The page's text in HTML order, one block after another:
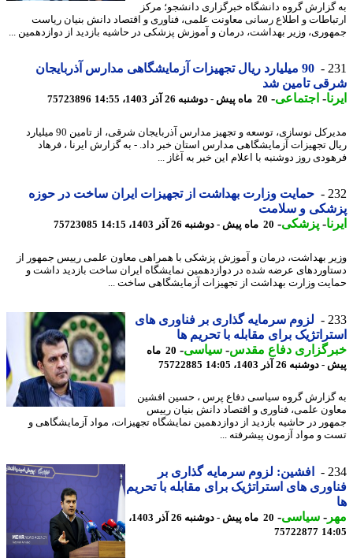
گروه دانشگاه خبرگزاری دانشجو؛ مرکز
و اطلاع رسانی معاونت علمی، فناوری و اقتصاد دانش بنیان ریاست
وزیر بهداشت، درمان و آموزش پزشکی در حاشیه بازدید از دوازدهمین ...
90 میلیارد ریال تجهیزات آزمایشگاهی مدارس آذربایجان
تامین شد
-اجتماعی-20 ماه پیش - دوشنبه 26 آذر 1403، 14:55 75723896
مدیرکل نوسازی، توسعه و تجهیز مدارس آذربایجان شرقی، از تامین 90 میلیارد
تجهیزات آزمایشگاهی مدارس استان خبر داد. - به گزارش ایرنا ، فرهاد
روز دوشنبه با اعلام این خبر به آغاز ...
حمایت وزارت بهداشت از تجهیزات ایران ساخت در حوزه
و سلامت
-پزشکی-20 ماه پیش - دوشنبه 26 آذر 1403، 14:15 75723085
بهداشت، درمان و آموزش پزشکی با همراهی معاون علمی رییس جمهور از
عرضه شده در دوازدهمین نمایشگاه ایران ساخت بازدید داشت و
وزارت بهداشت از تجهیزات آزمایشگاهی ساخت ...
لزوم سرمایه گذاری بر فناوری های
برای مقابله با تحریم ها
دفاع مقدس-سیاسی-
20 ماه
26 آذر 1403، 14:05
75722885
گروه سیاسی دفاع پرس ، حسین افشین
علمی، فناوری و اقتصاد دانش بنیان رییس
در حاشیه بازدید از دوازدهمین نمایشگاه تجهیزات، مواد آزمایشگاهی و
و مواد آزمون پیشرفته ...
افشین: لزوم سرمایه گذاری بر
های استراتژیک برای مقابله با تحریم
-سیاسی-
20 ماه پیش - دوشنبه 26 آذر 1403،
75722877